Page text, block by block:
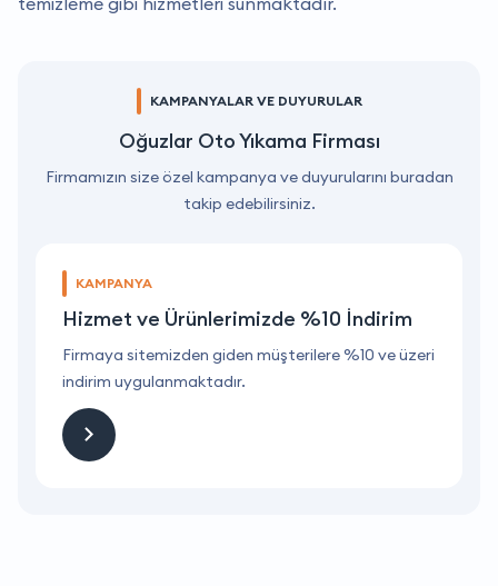
KAMPANYALAR VE DUYURULAR
Oğuzlar Oto Yıkama Firması
Firmamızın size özel kampanya ve duyurularını buradan
takip edebilirsiniz.
KAMPANYA
Hizmet ve Ürünlerimizde %10 İndirim
Firmaya sitemizden giden müşterilere %10 ve üzeri
indirim uygulanmaktadır.